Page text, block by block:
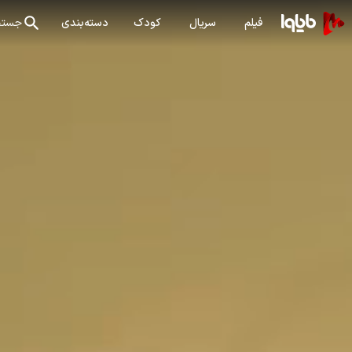
فیلم سریال کودک دسته‌بندی